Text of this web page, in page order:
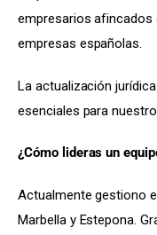
empresarios afincados
empresas españolas.
La actualización
esenciales para
¿Cómo lideras un
Actualmente gestiono
Marbella y Estepona.